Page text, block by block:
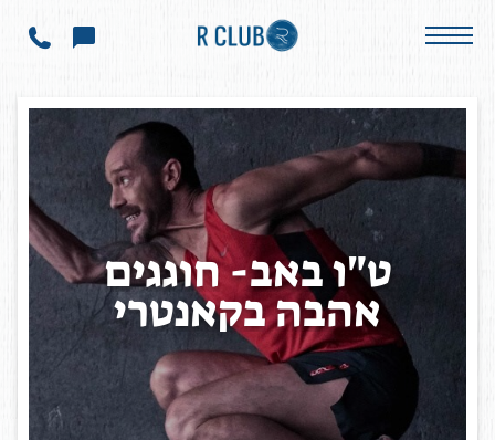
ט"ובאב-חוגגים
אהבהבקאנטרי